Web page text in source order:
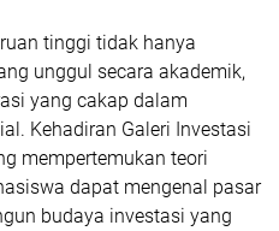
tinggi tidak hanya
unggul secara akademik,
yang cakap dalam
Kehadiran Galeri Investasi
mempertemukan teori
dapat mengenal pasar
budaya investasi yang